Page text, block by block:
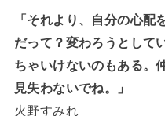
「それより、自分の心
だって？変わろうとして
ちゃいけないのもある。
見失わないでね。」
火野すみれ